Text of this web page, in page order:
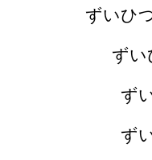
ずいひ
ずい
ず
ず